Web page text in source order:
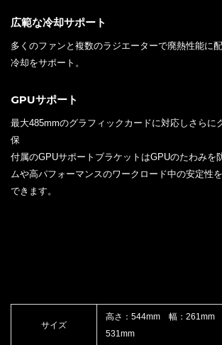
広範な冷却サポート
多くのファンと複数のラジエーターで廃熱性能に
冷却をサポート。
GPUサポート
最大485mmのグラフィックカードに対応しさらに
保
付属のGPUサポートブラケットはGPUのたわみを
ムや高パフォーマンスのワークロード中の安定性
できます。
サイズ
高さ：544mm 幅：261mm
531mm